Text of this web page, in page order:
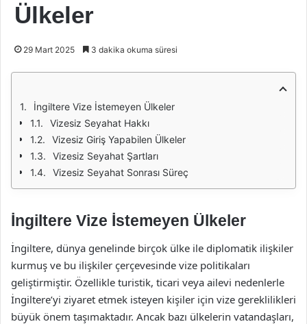
Ülkeler
29 Mart 2025 3 dakika okuma süresi
İngiltere Vize İstemeyen Ülkeler
Vizesiz Seyahat Hakkı
Vizesiz Giriş Yapabilen Ülkeler
Vizesiz Seyahat Şartları
Vizesiz Seyahat Sonrası Süreç
İngiltere Vize İstemeyen Ülkeler
İngiltere, dünya genelinde birçok ülke ile diplomatik ilişkiler
kurmuş ve bu ilişkiler çerçevesinde vize politikaları
geliştirmiştir. Özellikle turistik, ticari veya ailevi nedenlerle
İngiltere’yi ziyaret etmek isteyen kişiler için vize gereklilikleri
büyük önem taşımaktadır. Ancak bazı ülkelerin vatandaşları,